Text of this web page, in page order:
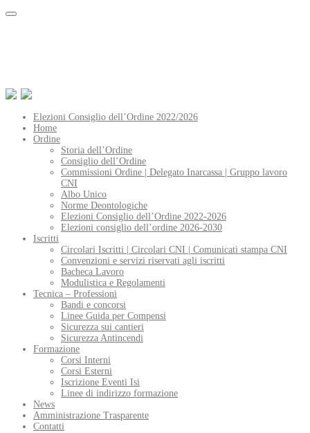
Elezioni Consiglio dell’Ordine 2022/2026
Home
Ordine
Storia dell’Ordine
Consiglio dell’Ordine
Commissioni Ordine | Delegato Inarcassa | Gruppo lavoro
CNI
Albo Unico
Norme Deontologiche
Elezioni Consiglio dell’Ordine 2022-2026
Elezioni consiglio dell’ordine 2026-2030
Iscritti
Circolari Iscritti | Circolari CNI | Comunicati stampa CNI
Convenzioni e servizi riservati agli iscritti
Bacheca Lavoro
Modulistica e Regolamenti
Tecnica – Professioni
Bandi e concorsi
Linee Guida per Compensi
Sicurezza sui cantieri
Sicurezza Antincendi
Formazione
Corsi Interni
Corsi Esterni
Iscrizione Eventi Isi
Linee di indirizzo formazione
News
Amministrazione Trasparente
Contatti